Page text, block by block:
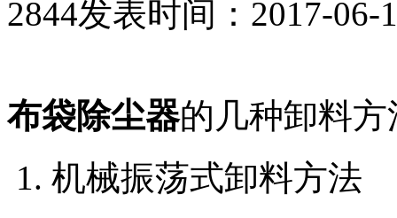
2844发表时间：2017-06-
布袋除尘器的几种卸料方
1. 机械振荡式卸料方法